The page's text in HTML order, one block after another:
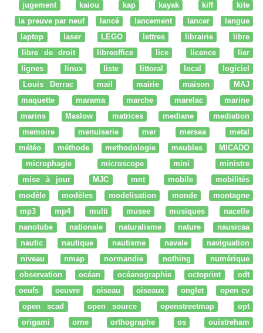
jugement
kaiou kap kayak kiff
kite
la preuve par neuf
lancé lancement lancer
langue
laptop
laser LEGO lettres librairie
libre
libre de droit
libreoffice lice licence
lier
lignes
linux liste littoral local
logiciel
Louis Derrac
mail mairie maison
MAJ
maquette
marama marche marelac
marine
marins
Maslow matrices mediane
mediation
memoire
menuiserie mer mersea
metal
météo
méthode methodologie meubles
MICADO
microphagie
microscope mini
ministre
mise à jour
MJC mnt mobile
mobilités
modèle
modèles modelisation monde
montagne
mp3
mp4 multi musee musiques
nacelle
nanotube
nationale naturalisme nature
nausicaa
nautic
nautique nautisme navale
naviguation
niveau
nmap normandie nothing
numérique
observation
océan océanographie octoprint
odt
oeufs
oeuvre oiseau oiseaux onglet
open cv
open scad
open source openstreetmap
opt
origami
orne orthographe os
ouistreham